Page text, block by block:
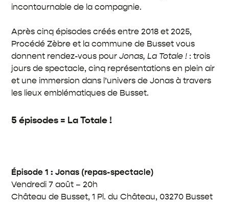
incontournable de la compagnie.
Après cinq épisodes créés entre 2018 et 2025,
Procédé Zèbre et la commune de Busset vous
donnent rendez-vous pourJonas, La Totale ! : trois
jours de spectacle, cinq représentations en plein air
et une immersion dans l’univers de Jonas à travers
les lieux emblématiques de Busset.
5 épisodes = La Totale !
Épisode 1 : Jonas (repas-spectacle)
Vendredi 7 août – 20h
Château de Busset,1 Pl. du Château, 03270 Busset